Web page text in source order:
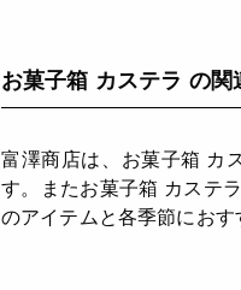
お菓子箱 カステラ の関
富澤商店は、お菓子箱 カ
す。またお菓子箱 カステ
のアイテムと各季節にお